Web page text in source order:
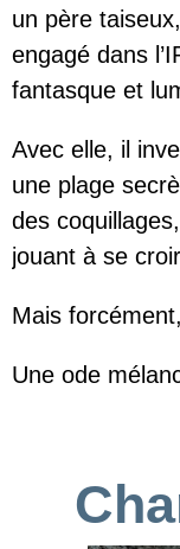
un père
engagé dans
fantasque et
Avec elle, il
une plage
des
jouant à se
Mais
Une ode